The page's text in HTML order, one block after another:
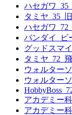
ハセガワ
タミヤ_35_
ハセガワ
バンダイ_ビ
グッドスマ
タミヤ_72_
ウォルター
ウォルター
アカデミー
アカデミー